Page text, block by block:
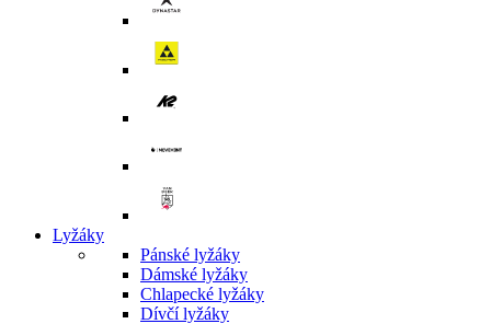
Lyžáky
Pánské lyžáky
Dámské lyžáky
Chlapecké lyžáky
Dívčí lyžáky